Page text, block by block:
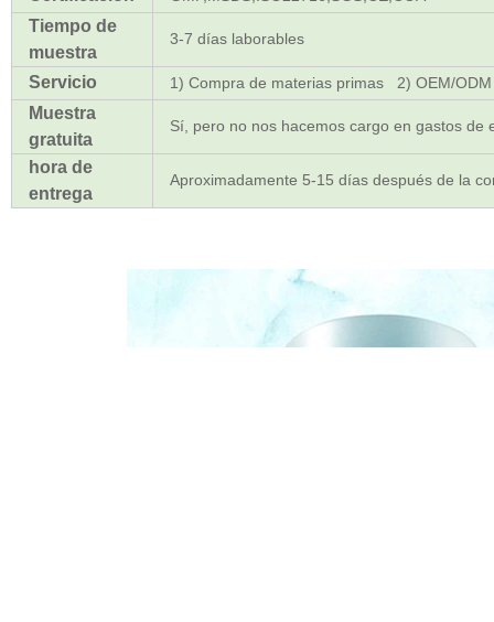
Tiempo de
muestra
3-7 días laborables
Servicio 1) Compra de materias primas 2) OEM/ODM
Muestra
gratuita
Sí, pero no nos hacemos cargo en gastos de
hora de
entrega
Aproximadamente 5-15 días después de la